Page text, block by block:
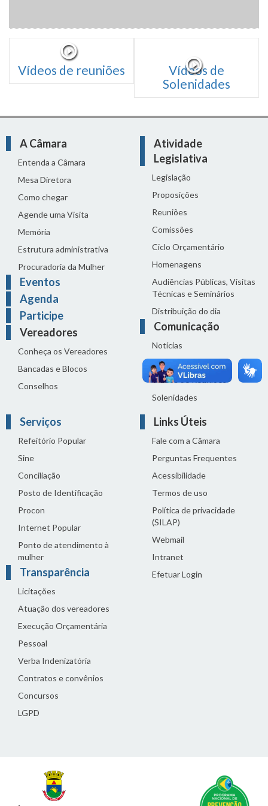
Vídeos de reuniões
Vídeos de
Solenidades
A Câmara
Entenda a Câmara
Mesa Diretora
Como chegar
Agende uma Visita
Memória
Estrutura administrativa
Procuradoria da Mulher
Eventos
Agenda
Participe
Vereadores
Conheça os Vereadores
Bancadas e Blocos
Conselhos
Atividade
Legislativa
Legislação
Proposições
Reuniões
Comissões
Ciclo Orçamentário
Homenagens
Audiências Públicas, Visitas
Técnicas e Seminários
Distribuição do dia
Comunicação
Notícias
Sala de Imprensa
Vídeos de Reuniões
Solenidades
Serviços
Refeitório Popular
Sine
Conciliação
Posto de Identificação
Procon
Internet Popular
Ponto de atendimento à
mulher
Transparência
Licitações
Atuação dos vereadores
Execução Orçamentária
Pessoal
Verba Indenizatória
Contratos e convênios
Concursos
LGPD
Links Úteis
Fale com a Câmara
Perguntas Frequentes
Acessibilidade
Termos de uso
Política de privacidade
(SILAP)
Webmail
Intranet
Efetuar Login